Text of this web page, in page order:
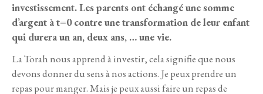
investissement. Les parents ont échangé une somme
d’argent à t=0 contre une transformation de leur enfant
qui durera un an, deux ans, … une vie.
La Torah nous apprend à investir, cela signifie que nous
devons donner du sens à nos actions. Je peux prendre un
repas pour manger. Mais je peux aussi faire un repas de